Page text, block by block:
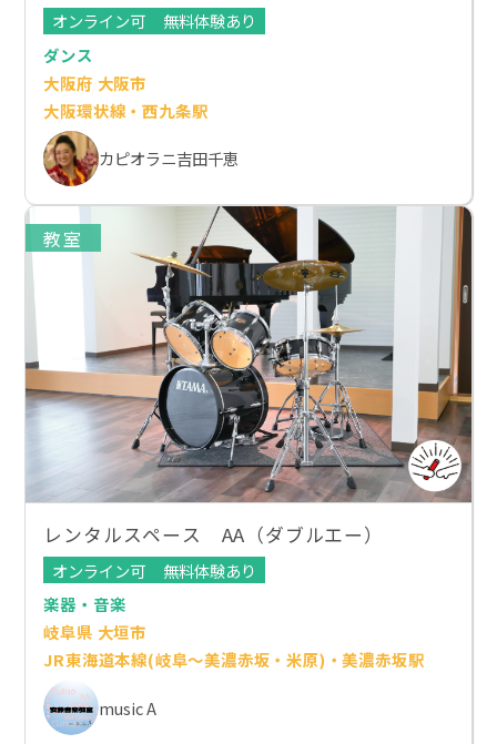
オンライン可
無料体験あり
ダンス
大阪府 大阪市
大阪環状線・西九条駅
カピオラニ吉田千恵
教室
レンタルスペース AA（ダブルエー）
オンライン可
無料体験あり
楽器・音楽
岐阜県 大垣市
JR東海道本線(岐阜～美濃赤坂・米原)・美濃赤坂駅
music A